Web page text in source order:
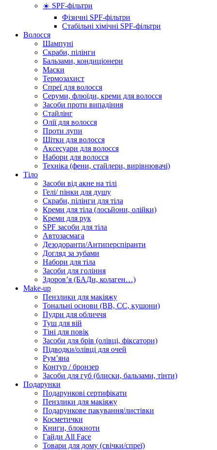
☀️ SPF-фільтри
Фізичні SPF-фільтри
Стабільні хімічні SPF-фільтри
Волосся
Шампуні
Скраби, пілінги
Бальзами, кондиціонери
Маски
Термозахист
Спреї для волосся
Серуми, флюїди, креми для волосся
Засоби проти випадіння
Стайлінг
Олії для волосся
Проти лупи
Щітки для волосся
Аксесуари для волосся
Набори для волосся
Техніка (фени, стайлери, вирівнювачі)
Тіло
Засоби від акне на тілі
Гелі/ пінки для душу
Скраби, пілінги для тіла
Креми для тіла (лосьйони, олійки)
Креми для рук
SPF засоби для тіла
Автозасмага
Дезодоранти/Антиперспіранти
Догляд за зубами
Набори для тіла
Засоби для гоління
Здоровʼя (БАДи, колаген…)
Make-up
Пензлики для макіяжу
Тональні основи (BB, CC, кушони)
Пудри для обличчя
Туш для вій
Тіні для повік
Засоби для брів (олівці, фіксатори)
Підводки/олівці для очей
Румʼяна
Контур / бронзер
Засоби для губ (блиски, бальзами, тінти)
Подарунки
Подарункові сертифікати
Пензлики для макіяжу
Подарункове пакування/листівки
Косметички
Книги, блокноти
Гайди All Face
Товари для дому (свічки/спреї)